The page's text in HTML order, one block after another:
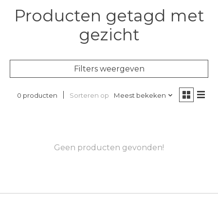
Producten getagd met
gezicht
Filters weergeven
0 producten Sorteren op Meest bekeken
Geen producten gevonden!